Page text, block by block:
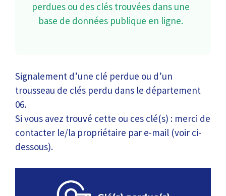
perdues ou des clés trouvées dans une
base de données publique en ligne.
Signalement d’une clé perdue ou d’un
trousseau de clés perdu dans le département
06.
Si vous avez trouvé cette ou ces clé(s) : merci de
contacter le/la propriétaire par e-mail (voir ci-
dessous).